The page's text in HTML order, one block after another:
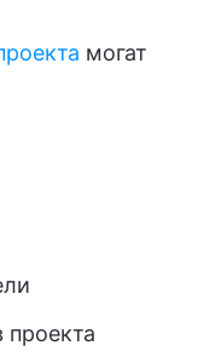
могат
проекта